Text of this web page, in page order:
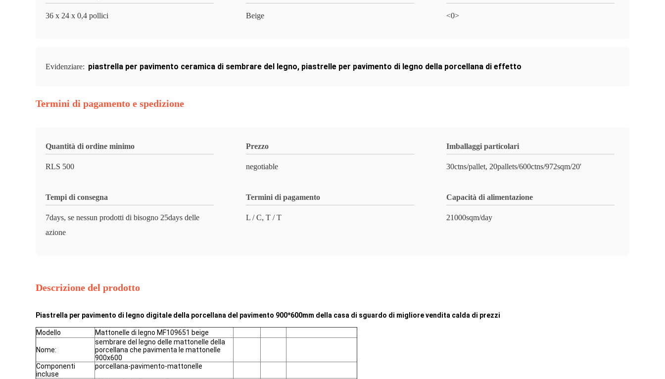
36 x 24 x 0,4 pollici Beige <0>
Evidenziare: piastrella per pavimento ceramica di sembrare del legno, piastrelle per pavimento di legno della porcellana di effetto
Termini di pagamento e spedizione
Quantità di ordine minimo
RLS 500
Prezzo
negotiable
Imballaggi particolari
30ctns/pallet, 20pallets/600ctns/972sqm/20'
Tempi di consegna
7days, se nessun prodotti di bisogno 25days delle
azione
Termini di pagamento
L / C, T / T
Capacità di alimentazione
21000sqm/day
Descrizione del prodotto
Piastrella per pavimento di legno digitale della porcellana del pavimento 900*600mm della casa di sguardo di migliore vendita calda di prezzi
Modello Mattonelle di legno MF109651 beige
Nome:
sembrare del legno delle mattonelle della
porcellana che pavimenta le mattonelle
900x600
Componenti
incluse
porcellana-pavimento-mattonelle